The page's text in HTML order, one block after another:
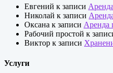
Евгений к записи
Николай к записи
Оксана к записи Аренда
Рабочий простой к
Виктор к записи
Услуги